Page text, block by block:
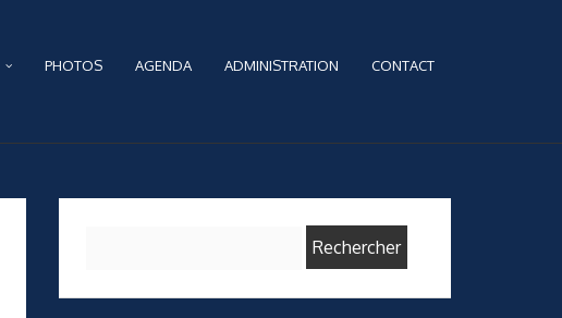
PHOTOS AGENDA ADMINISTRATION CONTACT